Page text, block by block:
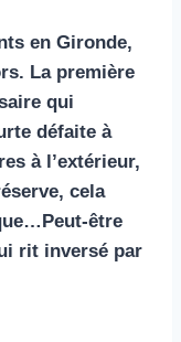
en Gironde,
La première
qui
défaite à
à l’extérieur,
cela
être
rit inversé par